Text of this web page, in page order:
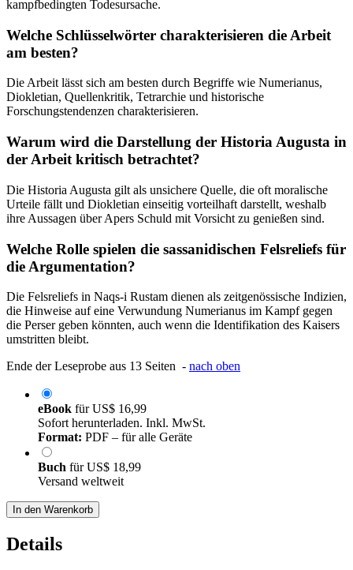
kampfbedingten Todesursache.
Welche Schlüsselwörter charakterisieren die Arbeit
am besten?
Die Arbeit lässt sich am besten durch Begriffe wie Numerianus,
Diokletian, Quellenkritik, Tetrarchie und historische
Forschungstendenzen charakterisieren.
Warum wird die Darstellung der Historia Augusta in
der Arbeit kritisch betrachtet?
Die Historia Augusta gilt als unsichere Quelle, die oft moralische
Urteile fällt und Diokletian einseitig vorteilhaft darstellt, weshalb
ihre Aussagen über Apers Schuld mit Vorsicht zu genießen sind.
Welche Rolle spielen die sassanidischen Felsreliefs für
die Argumentation?
Die Felsreliefs in Naqs-i Rustam dienen als zeitgenössische Indizien,
die Hinweise auf eine Verwundung Numerianus im Kampf gegen
die Perser geben könnten, auch wenn die Identifikation des Kaisers
umstritten bleibt.
Ende der Leseprobe aus 13 Seiten - nach oben
eBook fürUS$ 16,99
Sofort herunterladen. Inkl. MwSt.
Format: PDF – für alle Geräte
Buch fürUS$ 18,99
Versand weltweit
In den Warenkorb
Details